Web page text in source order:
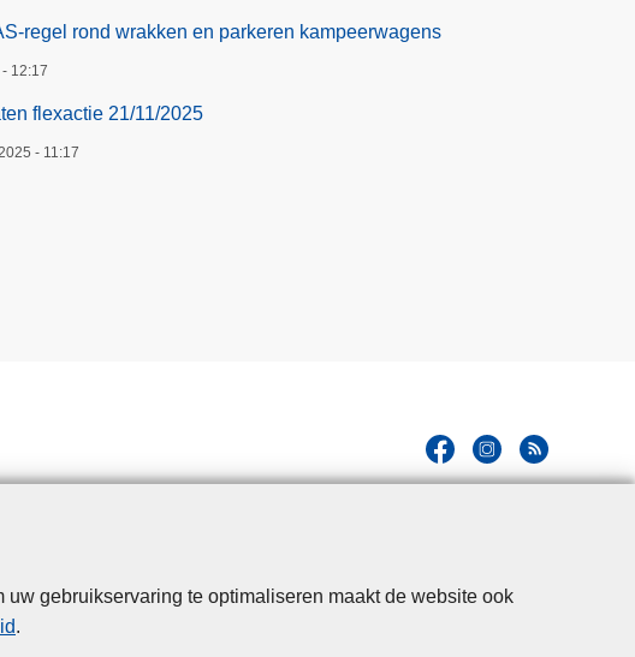
gebruikservaring te optimaliseren maakt de website ook
.
regel rond wrakken en parkeren kampeerwagens
12:17
flexactie 21/11/2025
- 11:17